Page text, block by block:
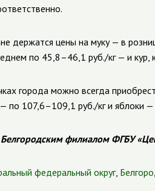
держатся цены на муку — в
по 45,8–46,1 руб./кг — и
города можно всегда
по 107,6–109,1 руб./кг и яблоки
филиалом ФГБУ
федеральный округ,